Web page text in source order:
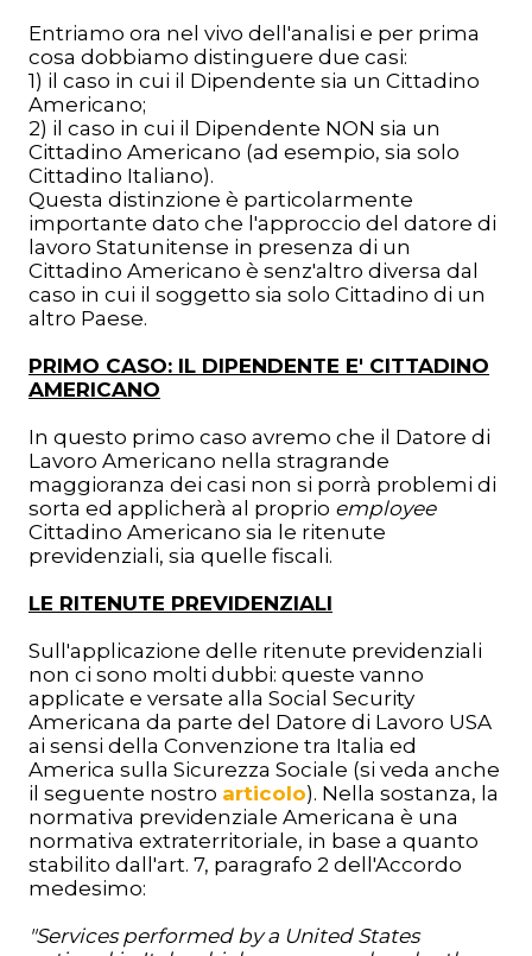
Entriamo ora nel vivo dell'analisi e per prima
cosa dobbiamo distinguere due casi:
1) il caso in cui il Dipendente sia un Cittadino
Americano;
2) il caso in cui il Dipendente NON sia un
Cittadino Americano (ad esempio, sia solo
Cittadino Italiano).
Questa distinzione è particolarmente
importante dato che l'approccio del datore di
lavoro Statunitense in presenza di un
Cittadino Americano è senz'altro diversa dal
caso in cui il soggetto sia solo Cittadino di un
altro Paese.
PRIMO CASO: IL DIPENDENTE E' CITTADINO
AMERICANO
In questo primo caso avremo che il Datore di
Lavoro Americano nella stragrande
maggioranza dei casi non si porrà problemi di
sorta ed applicherà al proprio employee
Cittadino Americano sia le ritenute
previdenziali, sia quelle fiscali.
LE RITENUTE PREVIDENZIALI
Sull'applicazione delle ritenute previdenziali
non ci sono molti dubbi: queste vanno
applicate e versate alla Social Security
Americana da parte del Datore di Lavoro USA
ai sensi della Convenzione tra Italia ed
America sulla Sicurezza Sociale (si veda anche
il seguente nostro articolo). Nella sostanza, la
normativa previdenziale Americana è una
normativa extraterritoriale, in base a quanto
stabilito dall'art. 7, paragrafo 2 dell'Accordo
medesimo:
"Services performed by a United States